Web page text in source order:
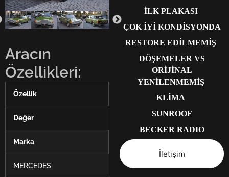
Aracın
Özellikleri:
Özellik
Değer
Marka
MERCEDES
İLK PLAKASI
ÇOK İYİ KONDİSYONDA
RESTORE EDİLMEMİŞ
DÖŞEMELER VS
ORİJİNAL
YENİLENMEMİŞ
KLİMA
SUNROOF
BECKER RADIO
İletişim